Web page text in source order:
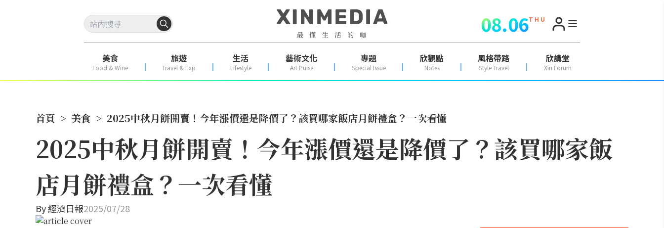
08.06T H U
美食
Food & Wine
旅遊
Travel & Exp
生活
Lifestyle
藝術文化
Art Pulse
專題
Special Issue
欣觀點
Notes
風格帶路
Style Travel
欣講堂
Xin Forum
首頁 > 美食 > 2025中秋月餅開賣！今年漲價還是降價了？該買哪家飯店月餅禮盒？一次看懂
2025中秋月餅開賣！今年漲價還是降價了？該買哪家飯
店月餅禮盒？一次看懂
By經濟日報2025/07/28